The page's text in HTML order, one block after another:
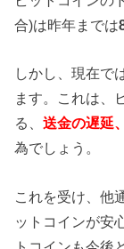
合)は昨年までは
しかし、現在で
ます。これは、
る、送金の遅延
為でしょう。
これを受け、他
ットコインが安